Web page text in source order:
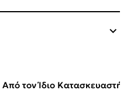
Από τον Ίδιο Κατασκευαστή